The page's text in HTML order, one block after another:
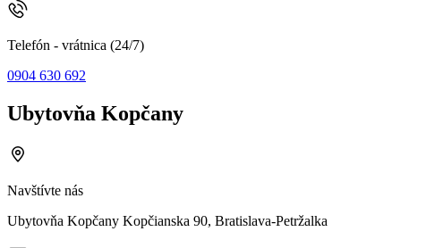
Telefón - vrátnica (24/7)
0904 630 692
Ubytovňa Kopčany
Navštívte nás
Ubytovňa Kopčany Kopčianska 90, Bratislava-Petržalka